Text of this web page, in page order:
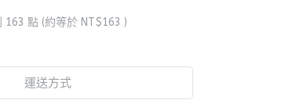
163 點 (約等於 NT$163 )
運送方式